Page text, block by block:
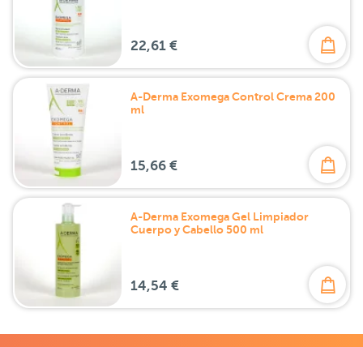
22,61 €
A-Derma Exomega Control Crema 200
ml
15,66 €
A-Derma Exomega Gel Limpiador
Cuerpo y Cabello 500 ml
14,54 €